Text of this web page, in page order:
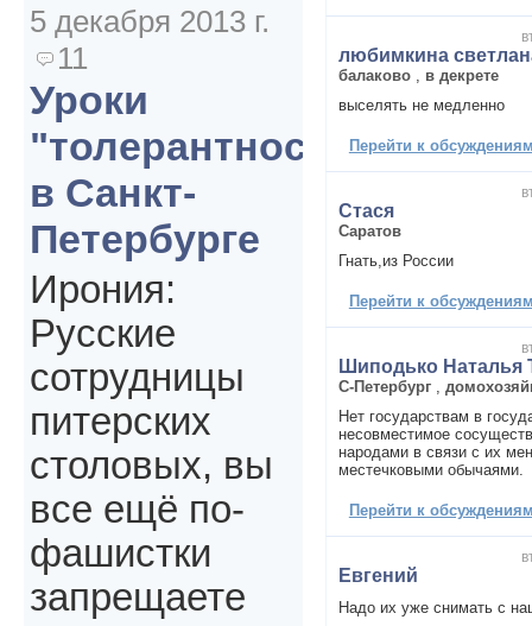
любимкина
балаково
в декрете
выселять не медленно
Перейти к
Стася
Саратов
Гнать,из России
Перейти к
Шиподько Наталья
С-Петербург
Нет государствам в
несовместимое
народами в связи с их
местечковыми обычаями.
Перейти к
Евгений
Надо их уже снимать с
5 декабря 2013 г.
11
Уроки
"толерантности"
в Санкт-
Петербурге
Ирония:
Русские
сотрудницы
питерских
столовых, вы
все ещё по-
фашистки
запрещаете